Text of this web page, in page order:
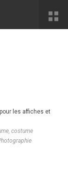
les affiches et
, costume